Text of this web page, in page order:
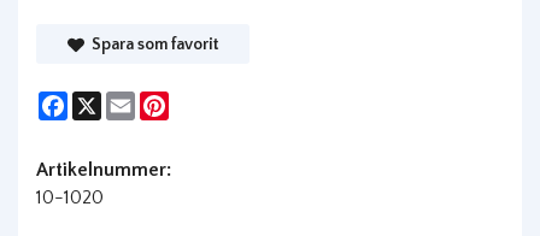
Spara som favorit
Facebook
X Email
Artikelnummer:
10-1020